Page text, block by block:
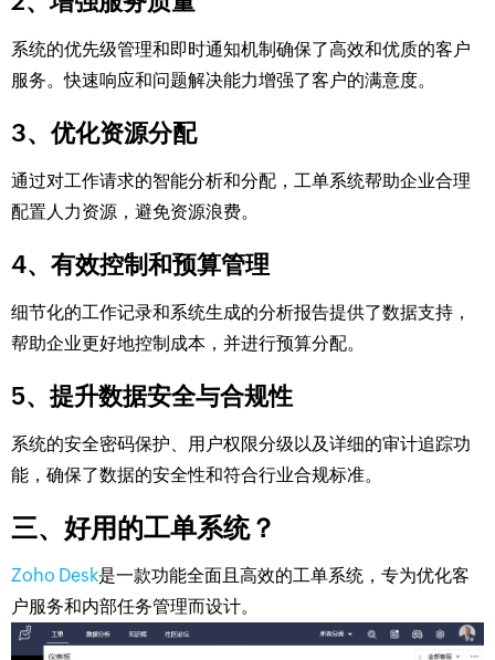
系统的优先级管理和即时通知机制确保了高效和优质的客户
服务。快速响应和问题解决能力增强了客户的满意度。
3、优化资源分配
通过对工作请求的智能分析和分配，工单系统帮助企业合理
配置人力资源，避免资源浪费。
4、有效控制和预算管理
细节化的工作记录和系统生成的分析报告提供了数据支持，
帮助企业更好地控制成本，并进行预算分配。
5、提升数据安全与合规性
系统的安全密码保护、用户权限分级以及详细的审计追踪功
能，确保了数据的安全性和符合行业合规标准。
三、好用的工单系统？
Zoho Desk是一款功能全面且高效的工单系统，专为优化客
户服务和内部任务管理而设计。